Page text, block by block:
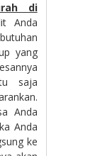
di
Anda
yang
saja
Anda
Anda
ke